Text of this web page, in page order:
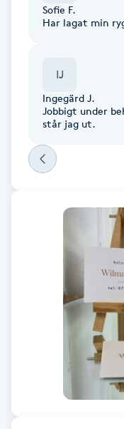
Color correction
Cryoterapi
Damklippning
Dermapen
Diamantslipning
Enzympeeling
Extensions
Sofie F.
Har lagat min
IJ
Ingegärd J.
Jobbigt under
står jag ut.